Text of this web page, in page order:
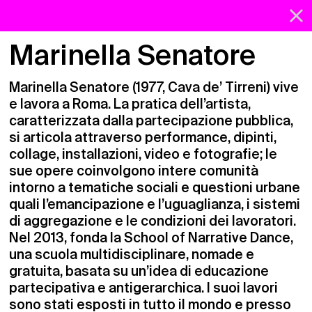
Chi siamo
Progetti
Artisti
Libri
Lo spazio
Carla Accardi
AurelioAmendola
GiorgioAndreotta
Calò
GiovanniAnselmo
Francesco Arena
StefanoArienti
MassimoBartolini
GianfrancoBaruchello
Indirizzo email
Nome
Cognome
Accetto che le mie informazioni vengano
trattate in conformità con laprivacy policy
Marinella Senatore
Marinella Senatore (1977, Cava de’ Tirreni) vive
e lavora a Roma. La pratica dell’artista,
caratterizzata dalla partecipazione pubblica,
si articola attraverso performance, dipinti,
collage, installazioni, video e fotografie; le
sue opere coinvolgono intere comunità
intorno a tematiche sociali e questioni urbane
quali l’emancipazione e l’uguaglianza, i sistemi
di aggregazione e le condizioni dei lavoratori.
Nel 2013, fonda la School of Narrative Dance,
una scuola multidisciplinare, nomade e
gratuita, basata su un’idea di educazione
partecipativa e antigerarchica. I suoi lavori
sono stati esposti in tutto il mondo e presso
Chiudi
Nome
Cognome
Testo